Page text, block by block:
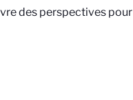
des perspectives pour